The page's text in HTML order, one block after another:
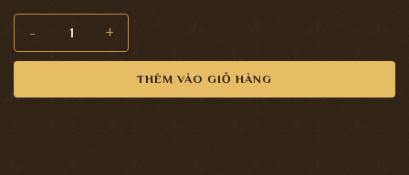
THÊM VÀO GIỎ HÀNG